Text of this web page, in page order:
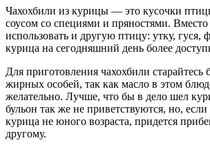
Чахохбили из курицы — это кусочки
соусом со специями и пряностями.
использовать и другую птицу: утку, гуся,
курица на сегодняшний день более
Для приготовления чахохбили старайтесь
жирных особей, так как масло в этом
желательно. Лучше, что бы в дело шел
бульон так же не приветствуются, но, если
курица не юного возраста, придется
другому.